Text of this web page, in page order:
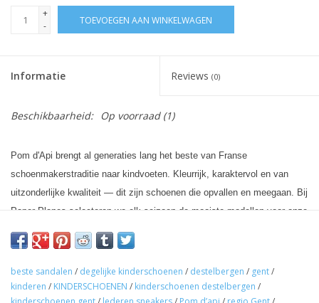
+
-
TOEVOEGEN AAN WINKELWAGEN
Informatie Reviews (0)
Beschikbaarheid: Op voorraad(1)
Pom d'Api brengt al generaties lang het beste van Franse
schoenmakerstraditie naar kindvoeten. Kleurrijk, karaktervol en van
uitzonderlijke kwaliteit — dit zijn schoenen die opvallen en meegaan. Bij
Paper Planes selecteren we elk seizoen de mooiste modellen voor onze
klanten in Destelbergen en de regio Gent.
beste sandalen / degelijke kinderschoenen / destelbergen / gent/
kinderen / KINDERSCHOENEN / kinderschoenen destelbergen /